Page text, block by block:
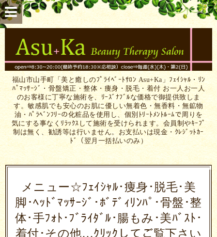
福山市山手町「美と癒しのﾌﾟﾗｲﾍﾞｰﾄｻﾛﾝ Asu+Ka」ﾌｪｲｼｬﾙ・ﾘﾝ
ﾊﾟﾏｯｻｰｼﾞ・骨盤矯正・整体・痩身・脱毛・着付 お一人お一人
のお客様に丁寧な施術を、ﾘｰｽﾞﾅﾌﾞﾙな価格で御提供致しま
す。敏感肌でも安心のお肌に優しい無着色・無香料・無鉱物
油・ﾊﾟﾗﾍﾞﾝﾌﾘｰの化粧品を使用し、個別ﾄﾘｰﾄﾒﾝﾄﾙｰﾑで周りを
気にする事なくﾘﾗｯｸｽして施術を受けられます。会員制やｷｰﾌﾟ
制は無く、勧誘等は行いません。お支払いは現金・ｸﾚｼﾞｯﾄｶｰ
ﾄﾞ（翌月一括払いのみ）
メニュー☆ﾌｪｲｼｬﾙ･痩身･脱毛･美
脚･ﾍｯﾄﾞﾏｯｻｰｼﾞ･ﾎﾞﾃﾞｨﾘﾝﾊﾟ･骨盤･整
体･手ﾌｫﾄ･ﾌﾞﾗｲﾀﾞﾙ･腸もみ･美ﾊﾞｽﾄ･
着付･その他…ｸﾘｯｸしてご覧下さい